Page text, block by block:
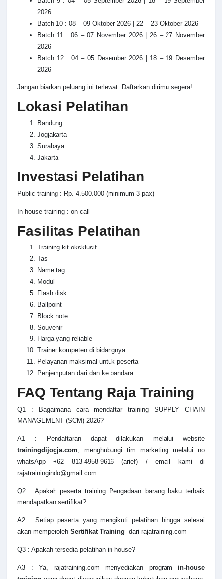
2026
Batch 10 : 08 – 09 Oktober 2026 | 22 – 23 Oktober 2026
Batch 11 : 06 – 07 November 2026 | 26 – 27 November
2026
Batch 12 : 04 – 05 Desember 2026 | 18 – 19 Desember
2026
Jangan biarkan peluang ini terlewat. Daftarkan dirimu segera!
Lokasi Pelatihan
Bandung
Jogjakarta
Surabaya
Jakarta
Investasi Pelatihan
Public training : Rp. 4.500.000 (minimum 3 pax)
In house training : on call
Fasilitas Pelatihan
Training kit eksklusif
Tas
Name tag
Modul
Flash disk
Ballpoint
Block note
Souvenir
Harga yang reliable
Trainer kompeten di bidangnya
Pelayanan maksimal untuk peserta
Penjemputan dari dan ke bandara
FAQ Tentang Raja Training
Q1 : Bagaimana cara mendaftartraining SUPPLY CHAIN
MANAGEMENT (SCM) 2026?
A1 : Pendaftaran dapat dilakukan melalui website
trainingdijogja.com , menghubungi tim marketing melalui no
whatsApp +62 813-4958-9616 (arief) / email kami di
rajatrainingindo@gmail.com
Q2 : Apakah pesertatraining Pengadaan barang baku terbaik
mendapatkan sertifikat?
A2 : Setiap peserta yang mengikuti pelatihan hingga selesai
akan memperoleh Sertifikat Training dari rajatraining.com
Q3 : Apakah tersedia pelatihan in-house?
A3 : Ya, rajatraining.com menyediakan program in-house